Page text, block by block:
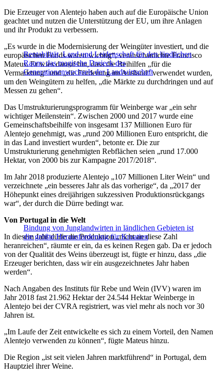
Die Erzeuger von Alentejo haben auch auf die Europäische Union
geachtet und nutzen die Unterstützung der EU, um ihre Anlagen
und ihr Produkt zu verbessern.
Rentabilität, Land und Leidenschaft für den ländlichen
Raum: das magische Dreieck des
Generationenwechsels der Landwirtschaft
„Es wurde in die Modernisierung der Weingüter investiert, und die
europäischen Fonds waren wichtig“, veranschaulichte Francisco
Mateus. Er wies darauf hin, dass die Beihilfen „für die
Vermarktung“ und „die Förderung im Ausland“ verwendet wurden,
um den Weingütern zu helfen, „die Märkte zu durchdringen und auf
Messen zu gehen“.
Das Umstrukturierungsprogramm für Weinberge war „ein sehr
wichtiger Meilenstein“. Zwischen 2000 und 2017 wurde eine
Gemeinschaftsbeihilfe von insgesamt 137 Millionen Euro für
Alentejo genehmigt, was „rund 200 Millionen Euro entspricht, die
in das Land investiert wurden“, betonte er. Die zur
Umstrukturierung genehmigten Rebflächen seien „rund 17.000
Hektar, von 2000 bis zur Kampagne 2017/2018“.
Im Jahr 2018 produzierte Alentejo „107 Millionen Liter Wein“ und
verzeichnete „ein besseres Jahr als das vorherige“, da „2017 der
Höhepunkt eines dreijährigen sukzessiven Produktionsrückgangs
war“, der durch die Dürre bedingt war.
Bindung von Junglandwirten in ländlichen Gebieten ist
die größte Herausforderung für Kroatien
Von Portugal in die Welt
In diesem Jahr dürfe die Produktion „nicht an diese Zahl
heranreichen“, räumte er ein, da es keinen Regen gab. Da er jedoch
von der Qualität des Weins überzeugt ist, fügte er hinzu, dass „die
Erzeuger berichten, dass wir ein ausgezeichnetes Jahr haben
werden“.
Nach Angaben des Instituts für Rebe und Wein (IVV) waren im
Jahr 2018 fast 21.962 Hektar der 24.544 Hektar Weinberge in
Alentejo bei der CVRA registriert, was viel mehr als noch vor 30
Jahren ist.
„Im Laufe der Zeit entwickelte es sich zu einem Vorteil, den Namen
Alentejo verwenden zu können“, fügte Mateus hinzu.
Die Region „ist seit vielen Jahren marktführend“ in Portugal, dem
Hauptziel ihrer Weine.